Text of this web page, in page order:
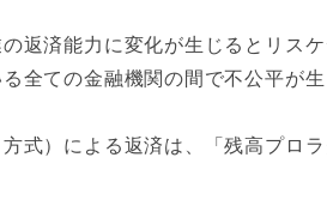
返済能力に変化が生じるとリス
全ての金融機関の間で不公平が
式）による返済は、「残高プロ